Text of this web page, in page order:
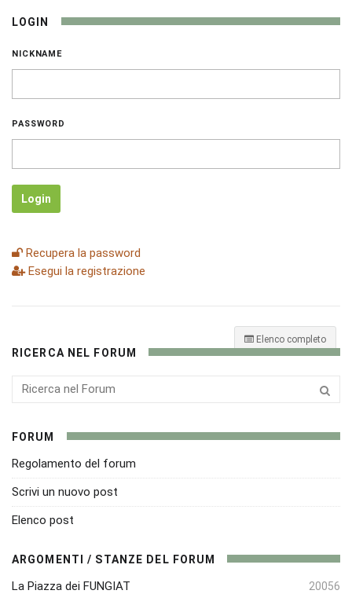
LOGIN
NICKNAME
PASSWORD
Login
Recupera la password
Esegui la registrazione
Elenco completo
RICERCA NEL FORUM
FORUM
Regolamento del forum
Scrivi un nuovo post
Elenco post
ARGOMENTI / STANZE DEL FORUM
La Piazza dei FUNGIAT 20056